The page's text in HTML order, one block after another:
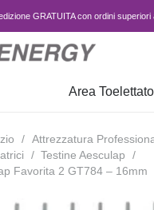
GRATUITA con ordini superiori
Area
/ Attrezzatura
/ Testine Aesculap
/
Favorita 2 GT784 – 16mm